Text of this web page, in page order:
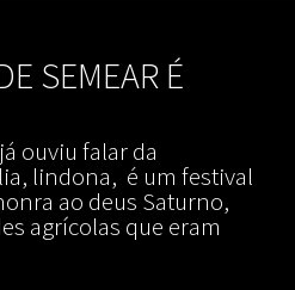
SEMEAR É
ouviu falar da
lindona, é um festival
ao deus Saturno,
agrícolas que eram